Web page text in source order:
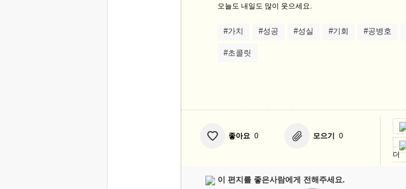
오늘도 내일도 많이 웃으세요.
#가치 #성공 #성실 #기회 #공병호
#초콜릿
좋아요 0 모으기 0
더
이 편지를 좋은사람에게 전해주세요.